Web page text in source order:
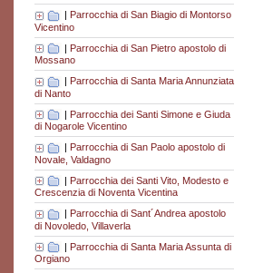
| Parrocchia di San Biagio di Montorso
Vicentino
| Parrocchia di San Pietro apostolo di
Mossano
| Parrocchia di Santa Maria Annunziata
di Nanto
| Parrocchia dei Santi Simone e Giuda
di Nogarole Vicentino
| Parrocchia di San Paolo apostolo di
Novale, Valdagno
| Parrocchia dei Santi Vito, Modesto e
Crescenzia di Noventa Vicentina
Parrocchia di Sant´Andrea apostolo
di Novoledo, Villaverla
| Parrocchia di Santa Maria Assunta di
Orgiano